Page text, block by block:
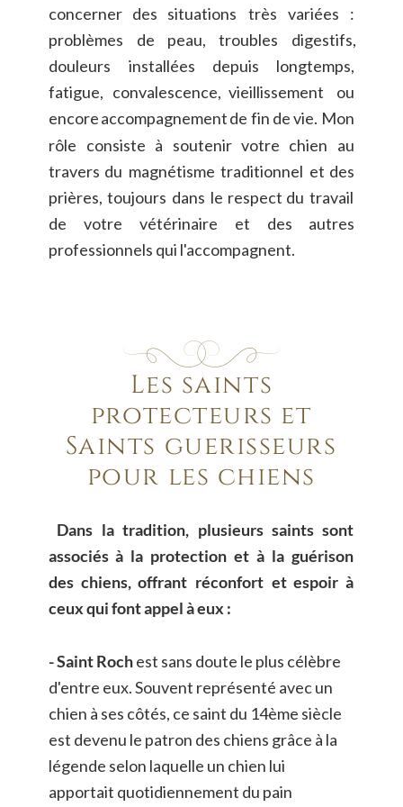
concerner des situations très variées
:
problèmes
de peau, troubles
digestifs,
douleurs
installées depuis
longtemps,
fatigue, convalescence, vieillissement
ou
encoreaccompagnementde fin devie. Mon
rôle consiste à soutenir votre chien au
travers du magnétisme traditionnel et des
prières, toujours dans le respect du travail
de
votre vétérinaire et des
autres
professionnels qui l'accompagnent.
Les saints
protecteurs et
Saints guérisseurs
pour les chiens
Dans la tradition, plusieurs saints sont
associés à la protection et à la guérison
des chiens, offrant réconfort et espoir à
ceux qui font appel à eux :
- Saint Roch est sans doute le plus célèbre
d'entre eux. Souvent représenté avec un
chien à ses côtés, ce saint du 14ème siècle
est devenu le patron des chiens grâce à la
légende selon laquelle un chien lui
apportait quotidiennement du pain